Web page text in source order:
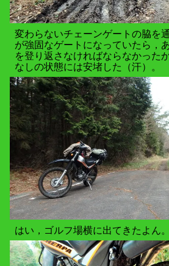
変わらないチェーンゲートの脇を
が強固なゲートになっていたら，
を登り返さなければならなかった
なしの状態には安堵した（汗）。
はい，ゴルフ場横に出てきたよん。